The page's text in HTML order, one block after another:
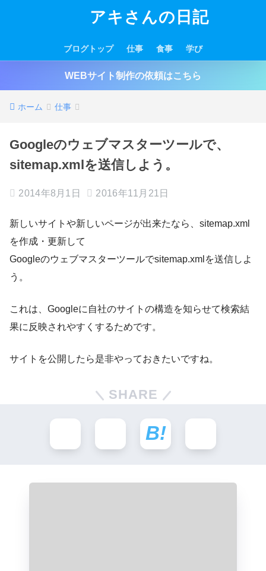
アキさんの日記
ブログトップ 仕事 食事 学び
WEBサイト制作の依頼はこちら
ホーム 仕事
Googleのウェブマスターツールで、
sitemap.xmlを送信しよう。
2014年8月1日 2016年11月21日
新しいサイトや新しいページが出来たなら、sitemap.xml
を作成・更新して
Googleのウェブマスターツールでsitemap.xmlを送信しよ
う。
これは、Googleに自社のサイトの構造を知らせて検索結
果に反映されやすくするためです。
サイトを公開したら是非やっておきたいですね。
SHARE